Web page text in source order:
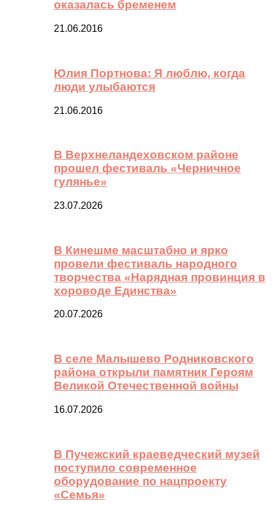
оказалась бременем
21.06.2016
Юлия Портнова: Я люблю, когда
люди улыбаются
21.06.2016
В Верхнеландеховском районе
прошел фестиваль «Черничное
гулянье»
23.07.2026
В Кинешме масштабно и ярко
провели фестиваль народного
творчества «Нарядная провинция в
хороводе Единства»
20.07.2026
В селе Малышево Родниковского
района открыли памятник Героям
Великой Отечественной войны
16.07.2026
В Пучежский краеведческий музей
поступило современное
оборудование по нацпроекту
«Семья»